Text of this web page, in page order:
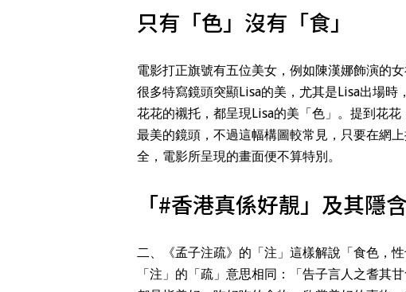
只有「色」沒有「食」
電影打正旗號有五位美女，例如陳漢娜飾演的
很多特寫鏡頭突顯Lisa的美，尤其是Lisa出場
花花的襯托，都呈現Lisa的美「色」。提到花
最美的鏡頭，不過這幅構圖較常見，只要在網
全，電影所呈現的畫面便不算特別。
「#香港真係好靚」及其隱
二、《孟子注疏》的「注」這樣解說「食色，
「注」的「疏」意思相同：「告子言人之耆其